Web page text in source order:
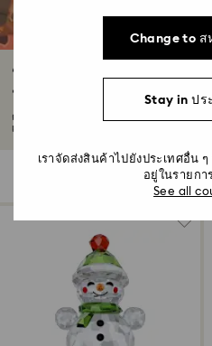
4 - ผลลัพธ์จากการค้นหา
ของตกแต่งและชิ้นงานป
หิมะ
ค้นหาชิ้นงานประดับตกแต่งรูปตุ๊กตาหิมะที่คุณ
เรา...
Change to ส
Stay in ปร
เราจัดส่งสินค้าไปยังประเทศอื่น
อยู่ในรายกา
See all